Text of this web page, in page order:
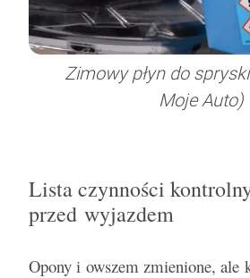
Zimowy płyn do
Moje Auto)
Lista czynności
przed wyjazdem
Opony i owszem zmienione, ale